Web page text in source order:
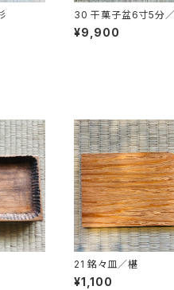
30 干菓子盆6寸5分
¥9,900
21 銘々皿／椹
¥1,100